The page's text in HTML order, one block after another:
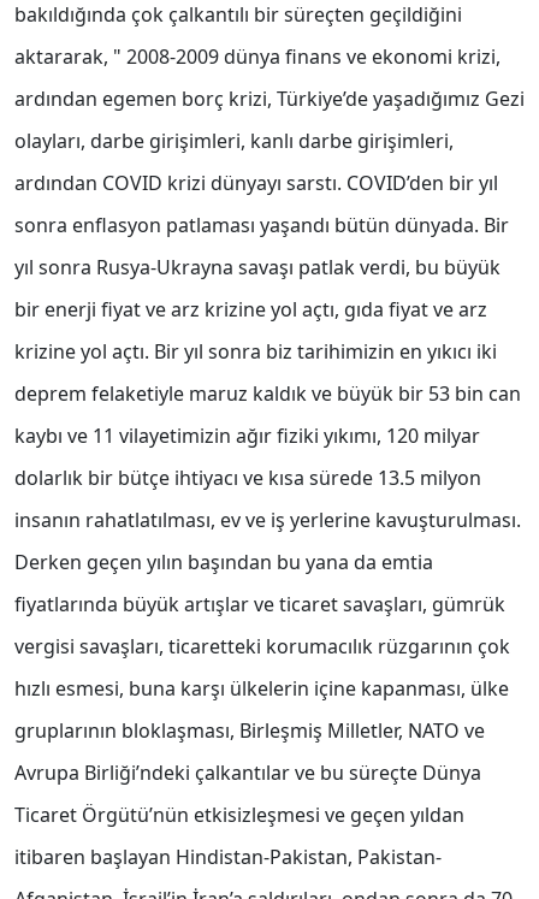
bakıldığında çok çalkantılı bir süreçten geçildiğini
aktararak, " 2008-2009 dünya finans ve ekonomi krizi,
ardından egemen borç krizi, Türkiye’de yaşadığımız Gezi
olayları, darbe girişimleri, kanlı darbe girişimleri,
ardından COVID krizi dünyayı sarstı. COVID’den bir yıl
sonra enflasyon patlaması yaşandı bütün dünyada. Bir
yıl sonra Rusya-Ukrayna savaşı patlak verdi, bu büyük
bir enerji fiyat ve arz krizine yol açtı, gıda fiyat ve arz
krizine yol açtı. Bir yıl sonra biz tarihimizin en yıkıcı iki
deprem felaketiyle maruz kaldık ve büyük bir 53 bin can
kaybı ve 11 vilayetimizin ağır fiziki yıkımı, 120 milyar
dolarlık bir bütçe ihtiyacı ve kısa sürede 13.5 milyon
insanın rahatlatılması, ev ve iş yerlerine kavuşturulması.
Derken geçen yılın başından bu yana da emtia
fiyatlarında büyük artışlar ve ticaret savaşları, gümrük
vergisi savaşları, ticaretteki korumacılık rüzgarının çok
hızlı esmesi, buna karşı ülkelerin içine kapanması, ülke
gruplarının bloklaşması, Birleşmiş Milletler, NATO ve
Avrupa Birliği’ndeki çalkantılar ve bu süreçte Dünya
Ticaret Örgütü’nün etkisizleşmesi ve geçen yıldan
itibaren başlayan Hindistan-Pakistan, Pakistan-